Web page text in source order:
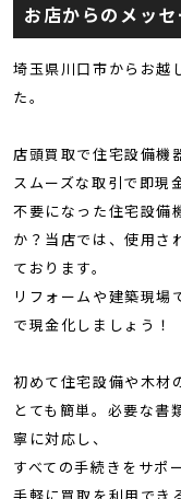
お店からのメッ
埼玉県川口市からお
た。
店頭買取で住宅設備機
スムーズな取引で即
不要になった住宅設備
か？当店では、使用さ
ております。
リフォームや建築現場
で現金化しましょう！
初めて住宅設備や木材
とても簡単。必要な書
寧に対応し、
すべての手続きをサポ